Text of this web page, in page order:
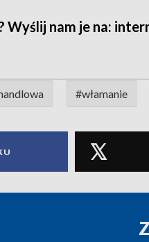
Wyślij nam je na:
#włamanie